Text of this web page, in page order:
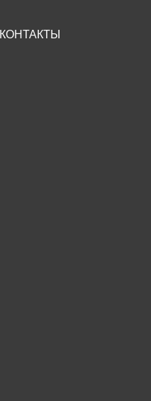
КОНТАКТЫ